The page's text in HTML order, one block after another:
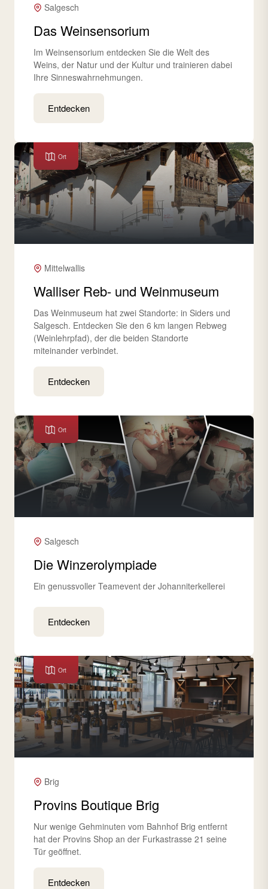
Salgesch
Das Weinsensorium
Im Weinsensorium entdecken Sie die Welt des
Weins, der Natur und der Kultur und trainieren dabei
Ihre Sinneswahrnehmungen.
Entdecken
Ort
Mittelwallis
Walliser Reb- und Weinmuseum
Das Weinmuseum hat zwei Standorte: in Siders und
Salgesch. Entdecken Sie den 6 km langen Rebweg
(Weinlehrpfad), der die beiden Standorte
miteinander verbindet.
Entdecken
Ort
Salgesch
Die Winzerolympiade
Ein genussvoller Teamevent der Johanniterkellerei
Entdecken
Ort
Brig
Provins Boutique Brig
Nur wenige Gehminuten vom Bahnhof Brig entfernt
hat der Provins Shop an der Furkastrasse 21 seine
Tür geöffnet.
Entdecken